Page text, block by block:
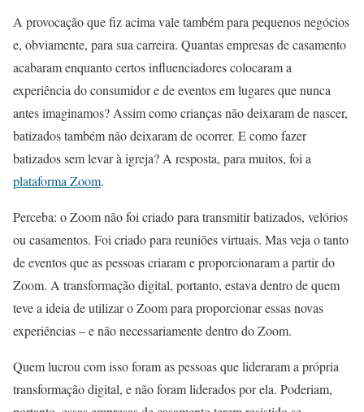
A provocação que fiz acima vale também para pequenos negócios
e, obviamente, para sua carreira. Quantas empresas de casamento
acabaram enquanto certos influenciadores colocaram a
experiência do consumidor e de eventos em lugares que nunca
antes imaginamos? Assim como crianças não deixaram de nascer,
batizados também não deixaram de ocorrer. E como fazer
batizados sem levar à igreja? A resposta, para muitos, foi a
plataforma Zoom.
Perceba: o Zoom não foi criado para transmitir batizados, velórios
ou casamentos. Foi criado para reuniões virtuais. Mas veja o tanto
de eventos que as pessoas criaram e proporcionaram a partir do
Zoom. A transformação digital, portanto, estava dentro de quem
teve a ideia de utilizar o Zoom para proporcionar essas novas
experiências – e não necessariamente dentro do Zoom.
Quem lucrou com isso foram as pessoas que lideraram a própria
transformação digital, e não foram liderados por ela. Poderiam,